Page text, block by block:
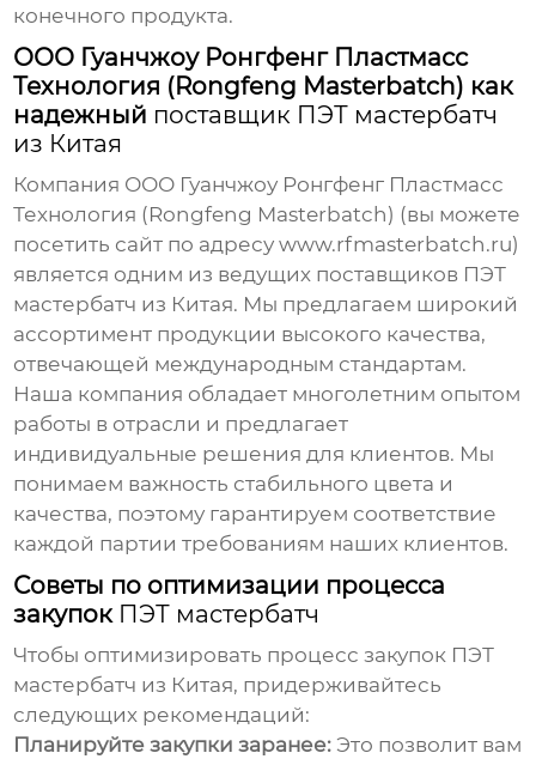
конечного продукта.
ООО Гуанчжоу Ронгфенг Пластмасс
Технология (Rongfeng Masterbatch) как
надежный поставщик ПЭТ мастербатч
из Китая
Компания ООО Гуанчжоу Ронгфенг Пластмасс
Технология (Rongfeng Masterbatch) (вы можете
посетить сайт по адресуwww.rfmasterbatch.ru)
является одним из ведущих поставщиков ПЭТ
мастербатч из Китая. Мы предлагаем широкий
ассортимент продукции высокого качества,
отвечающей международным стандартам.
Наша компания обладает многолетним опытом
работы в отрасли и предлагает
индивидуальные решения для клиентов. Мы
понимаем важность стабильного цвета и
качества, поэтому гарантируем соответствие
каждой партии требованиям наших клиентов.
Советы по оптимизации процесса
закупок ПЭТ мастербатч
Чтобы оптимизировать процесс закупок ПЭТ
мастербатч из Китая, придерживайтесь
следующих рекомендаций:
Планируйте закупки заранее: Это позволит вам